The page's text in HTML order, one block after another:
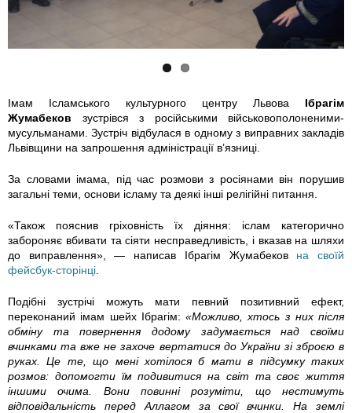
0
2
3
_
.
p
n
1
_
3
1
2
1
1
Імам Ісламського культурного центру Львова Ібрагім
Жумабеков зустрівся з російськими військовополоненими-
мусульманами. Зустріч відбулася в одному з виправних закладів
Львівщини на запрошення адміністрації в’язниці.
За словами імама, під час розмови з росіянами він порушив
загальні теми, основи ісламу та деякі інші релігійні питання.
«Також пояснив гріховність їх діяння: іслам категорично
забороняє вбивати та сіяти несправедливість, і вказав на шляхи
до виправлення», — написав Ібрагім Жумабеков на своїй
фейсбук-сторінці
Подібні зустрічі можуть мати певний позитивний ефект,
переконаний імам шейх Ібрагім: «Можливо, хтось з них після
обміну та повернення додому задумається над своїми
вчинками та вже не захоче вертатися до України зі зброєю в
руках. Це те, що мені хотілося б мати в підсумку таких
розмов: допомогти їм подивитися на світ та своє життя
іншими очима. Вони повинні розуміти, що нестимуть
відповідальність перед Аллагом за свої вчинки. На землі